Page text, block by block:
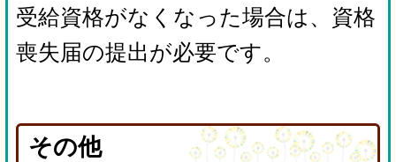
受給資格がなくなった場合は、資格
喪失届の提出が必要です。
その他